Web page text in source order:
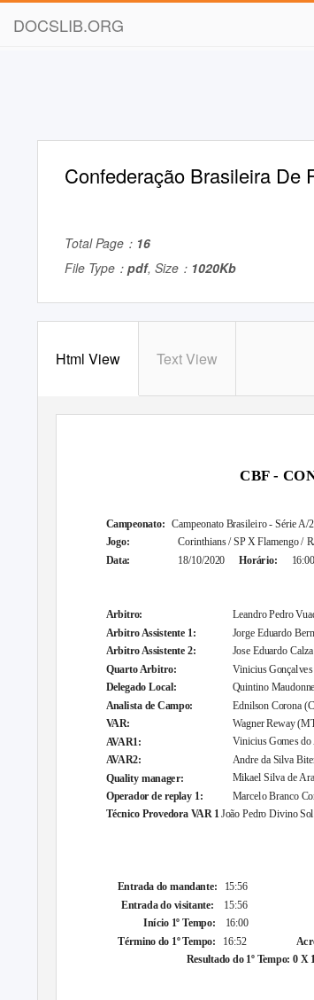
DOCSLIB.ORG
Confederação Brasileira De
Total Page： 16
File Type： pdf, Size： 1020Kb
Html View Text View
CBF -
Campeonato:Campeonato Brasileiro - Série A/
Jogo:
Data:
Corinthians / SP X Flamengo /
18/10/2020 Horário: 16:00
Arbitro:
Leandro Pedro
Arbitro Assistente 1:
Arbitro Assistente 2:
Quarto Arbitro:
Delegado Local:
Analista de Campo:
VAR:
Jorge Eduardo
Jose Eduardo
Vinicius
Quintino
Ednilson Corona
Wagner Reway
AVAR1:
Vinicius Gomes
Andre da Silva
Mikael Silva de
Marcelo Branco
AVAR2:
Quality manager:
Operador de replay 1:
Técnico Provedora VAR 1João Pedro Divino
Entrada do mandante:
15:56
Entrada do visitante:
15:56
Início 1º Tempo: 16:00
Término do 1º Tempo:
16:52
Resultado do 1º Tempo: 0 X